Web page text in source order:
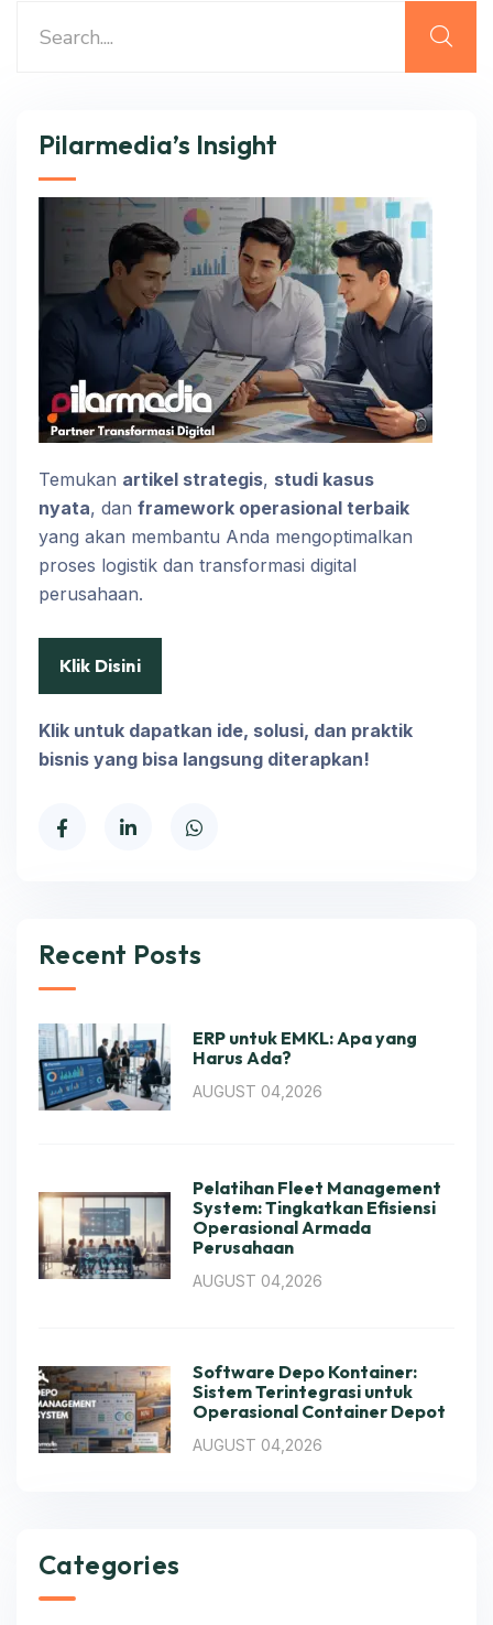
Pilarmedia’s Insight
Temukan artikel strategis, studi kasus
nyata, dan framework operasional terbaik
yang akan membantu Anda mengoptimalkan
proses logistik dan transformasi digital
perusahaan.
Klik Disini
Klik untuk dapatkan ide, solusi, dan praktik
bisnis yang bisa langsung diterapkan!
Recent Posts
ERP untuk EMKL: Apa yang
Harus Ada?
AUGUST 04,2026
Pelatihan Fleet Management
System: Tingkatkan Efisiensi
Operasional Armada
Perusahaan
AUGUST 04,2026
Software Depo Kontainer:
Sistem Terintegrasi untuk
Operasional Container Depot
AUGUST 04,2026
Categories